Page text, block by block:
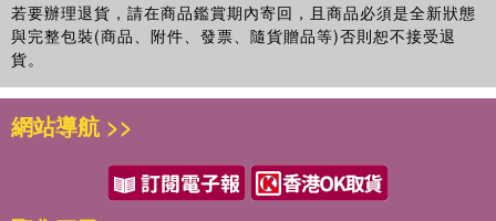
若要辦理退貨，請在商品鑑賞期內寄回，且商品必須是全新狀態
與完整包裝(商品、附件、發票、隨貨贈品等)否則恕不接受退
貨。
網站導航 >>